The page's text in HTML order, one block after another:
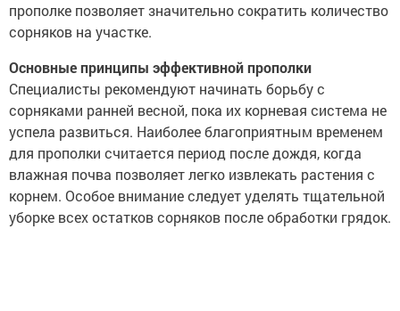
прополке позволяет значительно сократить количество
сорняков на участке.
Основные принципы эффективной прополки
Специалисты рекомендуют начинать борьбу с
сорняками ранней весной, пока их корневая система не
успела развиться. Наиболее благоприятным временем
для прополки считается период после дождя, когда
влажная почва позволяет легко извлекать растения с
корнем. Особое внимание следует уделять тщательной
уборке всех остатков сорняков после обработки грядок.